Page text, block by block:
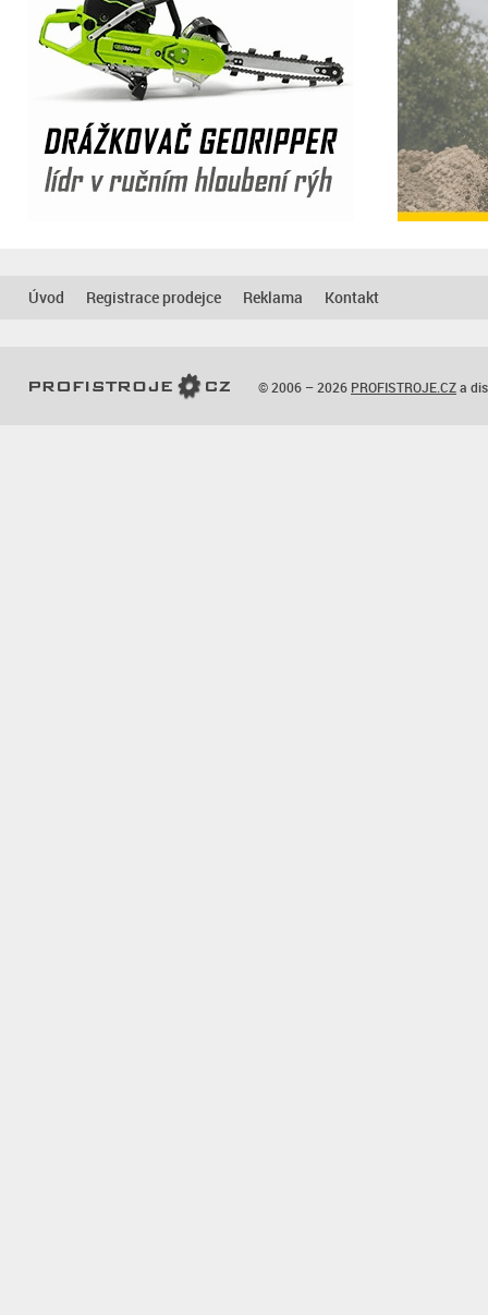
Úvod Registrace prodejce Reklama Kontakt
© 2006 – 2026 PROFISTROJE.CZa